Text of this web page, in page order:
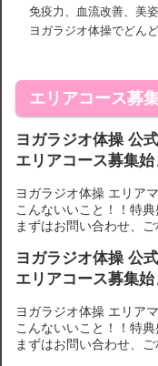
免疫力、血流改善、美
ヨガラジオ体操でどん
エリアコース募
ヨガラジオ体操 公
エリアコース募集始
ヨガラジオ体操 エリア
こんないいこと！！特典
まずはお問い合わせ、
ヨガラジオ体操 公
エリアコース募集始
ヨガラジオ体操 エリア
こんないいこと！！特典
まずはお問い合わせ、